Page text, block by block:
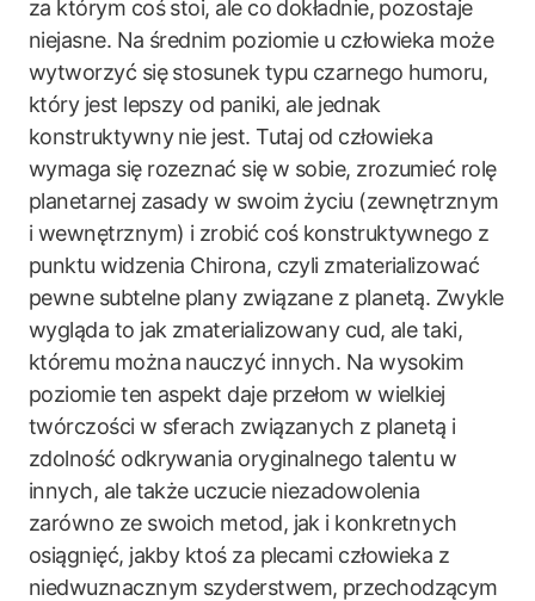
za którym coś stoi, ale co dokładnie, pozostaje
niejasne. Na średnim poziomie u człowieka może
wytworzyć się stosunek typu czarnego humoru,
który jest lepszy od paniki, ale jednak
konstruktywny nie jest. Tutaj od człowieka
wymaga się rozeznać się w sobie, zrozumieć rolę
planetarnej zasady w swoim życiu (zewnętrznym
i wewnętrznym) i zrobić coś konstruktywnego z
punktu widzenia Chirona, czyli zmaterializować
pewne subtelne plany związane z planetą. Zwykle
wygląda to jak zmaterializowany cud, ale taki,
któremu można nauczyć innych. Na wysokim
poziomie ten aspekt daje przełom w wielkiej
twórczości w sferach związanych z planetą i
zdolność odkrywania oryginalnego talentu w
innych, ale także uczucie niezadowolenia
zarówno ze swoich metod, jak i konkretnych
osiągnięć, jakby ktoś za plecami człowieka z
niedwuznacznym szyderstwem, przechodzącym